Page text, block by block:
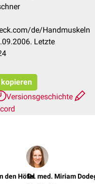
de/Handmuskeln
Letzte
Versionsgeschichte
den HöfelDr. med. Miriam